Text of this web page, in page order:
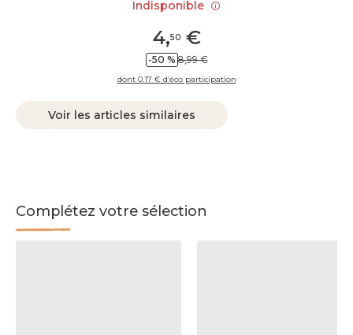
4,50€
-50 % 8,99 €
dont 0.17 € d’éco participation
Voir les articles similaires
Complétez votre sélection